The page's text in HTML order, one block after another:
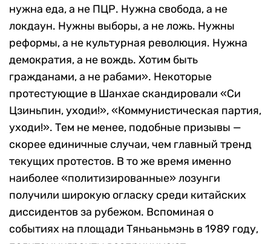
нужна еда, а не ПЦР. Нужна свобода, а не
локдаун. Нужны выборы, а не ложь. Нужны
реформы, а не культурная революция. Нужна
демократия, а не вождь. Хотим быть
гражданами, а не рабами». Некоторые
протестующие в Шанхае скандировали «Си
Цзиньпин, уходи!», «Коммунистическая партия,
уходи!». Тем не менее, подобные призывы —
скорее единичные случаи, чем главный тренд
текущих протестов. В то же время именно
наиболее «политизированные» лозунги
получили широкую огласку среди китайских
диссидентов за рубежом. Вспоминая о
событиях на площади Тяньаньмэнь в 1989 году,